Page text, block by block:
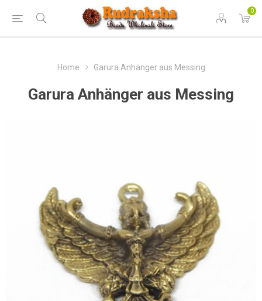
0
Home Garura Anhänger aus Messing
Garura Anhänger aus Messing